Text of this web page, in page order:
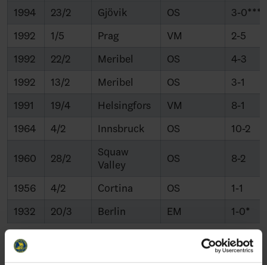
1994
23/2 Gjövik OS
3-0***
1992
1/5 Prag VM
2-5
1992
22/2 Meribel OS
4-3
1992
13/2 Meribel OS
3-1
1991
19/4 Helsingfors VM
8-1
1964
4/2 Innsbruck OS 10-2
1960 28/2
Squaw
Valley
OS 8-2
1956 4/2 Cortina OS
1-1
1932
20/3 Berlin EM 1-0*
* Final ** Semifinal *** Kvartsfinal ****Bronsmatch